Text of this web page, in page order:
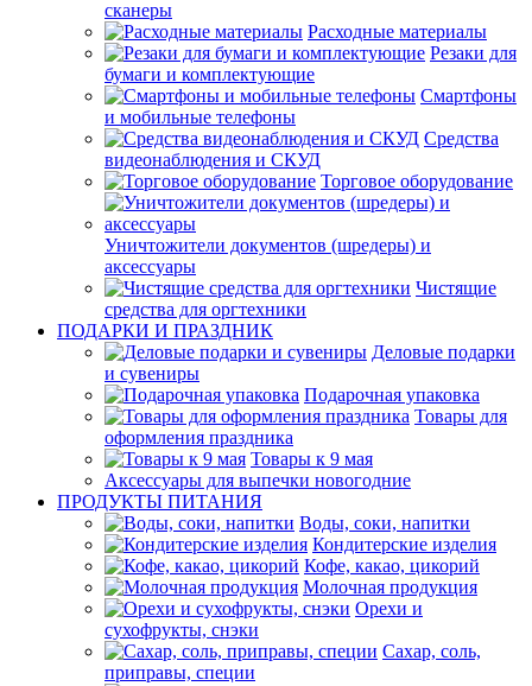
сканеры
Расходные материалы
Резаки для
бумаги и комплектующие
Смартфоны
и мобильные телефоны
Средства
видеонаблюдения и СКУД
Торговое оборудование
Уничтожители документов (шредеры) и
аксессуары
Чистящие
средства для оргтехники
ПОДАРКИ И ПРАЗДНИК
Деловые подарки
и сувениры
Подарочная упаковка
Товары для
оформления праздника
Товары к 9 мая
Аксессуары для выпечки новогодние
ПРОДУКТЫ ПИТАНИЯ
Воды, соки, напитки
Кондитерские изделия
Кофе, какао, цикорий
Молочная продукция
Орехи и
сухофрукты, снэки
Сахар, соль,
приправы, специи